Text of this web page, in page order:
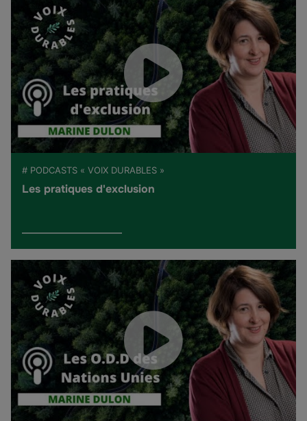
# PODCASTS « VOIX DURABLES »
Les pratiques d'exclusion